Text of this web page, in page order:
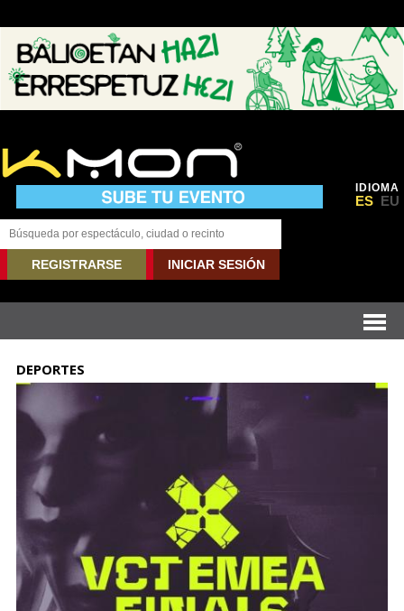
IDIOMA
ES EU
REGISTRARSE INICIAR SESIÓN
DEPORTES